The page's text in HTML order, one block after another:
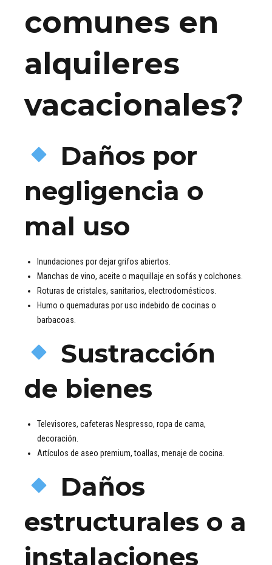
comunes en
alquileres
vacacionales?
Daños por
negligencia o
mal uso
Inundaciones por dejar grifos abiertos.
Manchas de vino, aceite o maquillaje en sofás y colchones.
Roturas de cristales, sanitarios, electrodomésticos.
Humo o quemaduras por uso indebido de cocinas o
barbacoas.
Sustracción
de bienes
Televisores, cafeteras Nespresso, ropa de cama,
decoración.
Artículos de aseo premium, toallas, menaje de cocina.
Daños
estructurales o a
instalaciones